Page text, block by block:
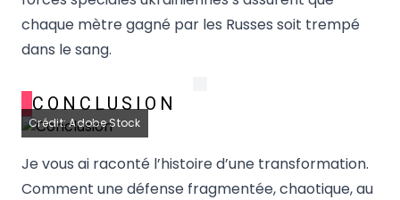
chaque mètre gagné par les Russes soit trempé
dans le sang.
CONCLUSION
Crédit: Adobe Stock
Je vous ai raconté l’histoire d’une transformation.
Comment une défense fragmentée, chaotique, au